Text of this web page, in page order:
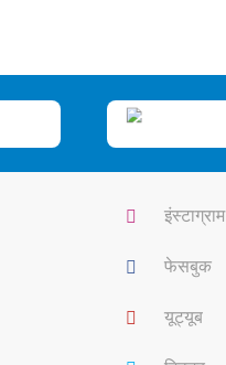
इंस्टाग्राम
फेसबुक
यूट्यूब